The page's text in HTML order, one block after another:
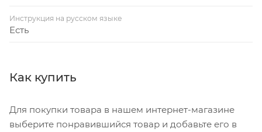
Инструкция на русском языке
Есть
Как купить
Для покупки товара в нашем интернет-магазине
выберите понравившийся товар и добавьте его в